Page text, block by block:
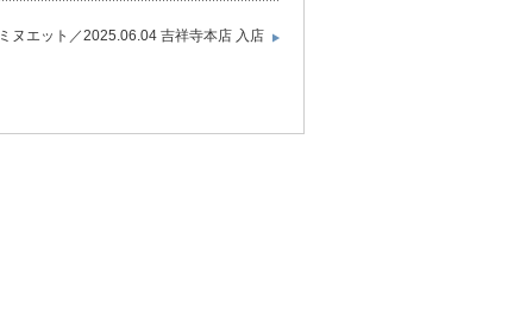
ミヌエット／2025.06.04 吉祥寺本店 入店